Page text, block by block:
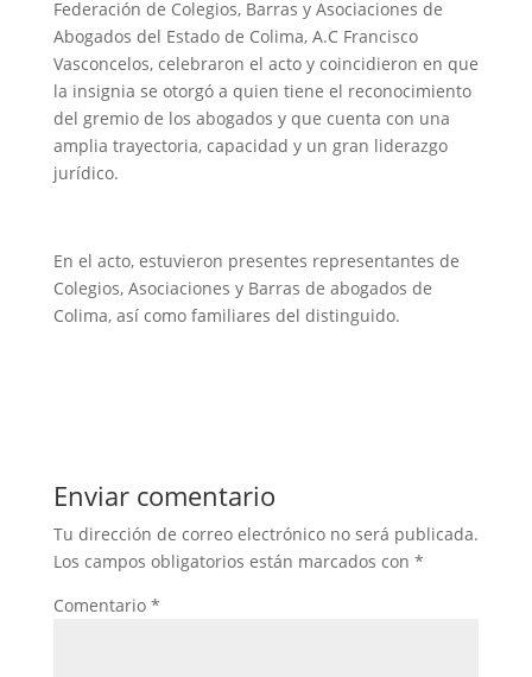
Federación de Colegios, Barras y Asociaciones de
Abogados del Estado de Colima, A.C Francisco
Vasconcelos, celebraron el acto y coincidieron en que
la insignia se otorgó a quien tiene el reconocimiento
del gremio de los abogados y que cuenta con una
amplia trayectoria, capacidad y un gran liderazgo
jurídico.
En el acto, estuvieron presentes representantes de
Colegios, Asociaciones y Barras de abogados de
Colima, así como familiares del distinguido.
Enviar comentario
Tu dirección de correo electrónico no será publicada.
Los campos obligatorios están marcados con *
Comentario *